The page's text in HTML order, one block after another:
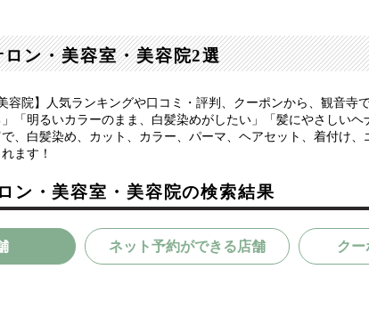
ン・美容室・美容院2選
容院】人気ランキングや口コミ・評判、クーポンから、観音
「明るいカラーのまま、白髪染めがしたい」「髪にやさしい
、白髪染め、カット、カラー、パーマ、ヘアセット、着付け
ます！
ン・美容室・美容院の検索結果
ネット予約ができる店舗 クー